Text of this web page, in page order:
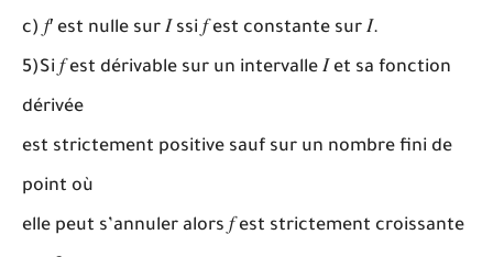
c) 𝑓′ est nulle sur 𝐼 ssi 𝑓est constante sur 𝐼.
5)Si 𝑓est dérivable sur un intervalle 𝐼 et sa fonction
dérivée
est strictement positive sauf sur un nombre fini de
point où
elle peut s’annuler alors 𝑓est strictement croissante